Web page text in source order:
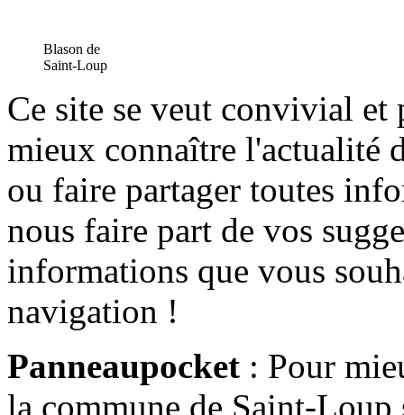
Blason de
Saint-Loup
Ce site se veut convivial et
mieux connaître l'actualité
ou faire partager toutes
nous faire part de vos
informations que vous
navigation !
Panneaupocket : Pour
la commune de Saint-Loup